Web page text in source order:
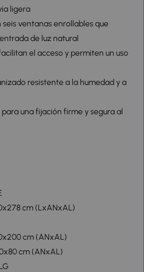
ligera
ventanas enrollables que
de luz natural
el acceso y permiten un uso
resistente a la humedad y a
una fijación firme y segura al
cm (LxANxAL)
cm (ANxAL)
cm (ANxAL)